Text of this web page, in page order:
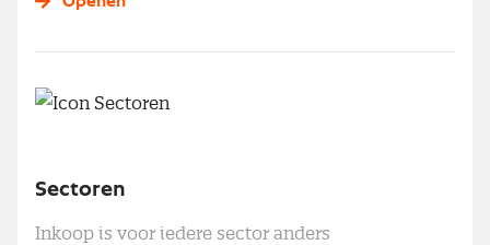
Sectoren
Inkoop is voor iedere sector anders